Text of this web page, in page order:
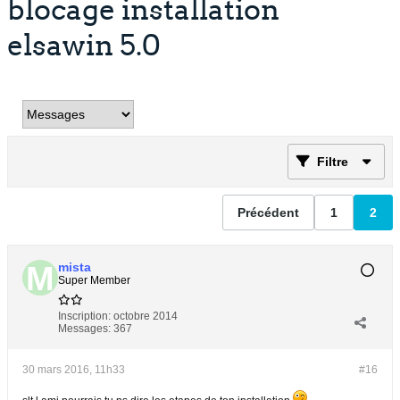
blocage installation
elsawin 5.0
Filtre
Précédent 1 2
mista
Super Member
Inscription: octobre 2014
Messages: 367
#16
30 mars 2016, 11h33